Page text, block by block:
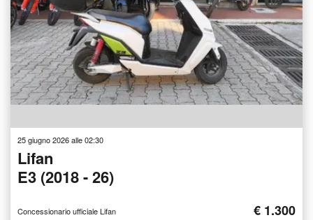
25 giugno 2026 alle 02:30
Lifan
E3 (2018 - 26)
Concessionario ufficiale Lifan € 1.300